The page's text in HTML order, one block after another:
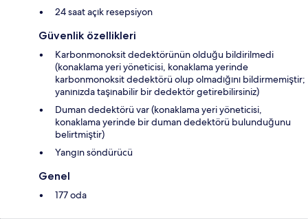
24 saat açık resepsiyon
Güvenlik özellikleri
Karbonmonoksit dedektörünün olduğu bildirilmedi
(konaklama yeri yöneticisi, konaklama yerinde
karbonmonoksit dedektörü olup olmadığını bildirmemiştir;
yanınızda taşınabilir bir dedektör getirebilirsiniz)
Duman dedektörü var (konaklama yeri yöneticisi,
konaklama yerinde bir duman dedektörü bulunduğunu
belirtmiştir)
Yangın söndürücü
Genel
177 oda